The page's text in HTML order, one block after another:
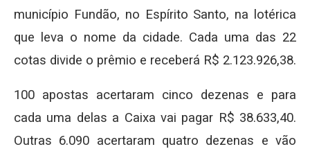
município Fundão, no Espírito Santo, na lotérica
que leva o nome da cidade. Cada uma das 22
cotas divide o prêmio e receberá R$ 2.123.926,38.
100 apostas acertaram cinco dezenas e para
cada uma delas a Caixa vai pagar R$ 38.633,40.
Outras 6.090 acertaram quatro dezenas e vão